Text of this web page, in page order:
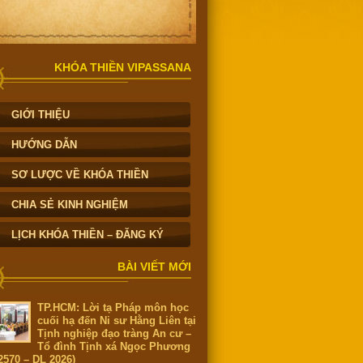
KHÓA THIỀN VIPASSANA
GIỚI THIỆU
HƯỚNG DẪN
SƠ LƯỢC VỀ KHÓA THIỀN
CHIA SẺ KINH NGHIỆM
LỊCH KHÓA THIỀN – ĐĂNG KÝ
BÀI VIẾT MỚI
TP.HCM: Lời tạ Pháp môn học
cuối hạ đến Ni sư Hằng Liên tại
Tịnh nghiệp đạo tràng An cư –
Tổ đình Tịnh xá Ngọc Phương
– DL 2026)